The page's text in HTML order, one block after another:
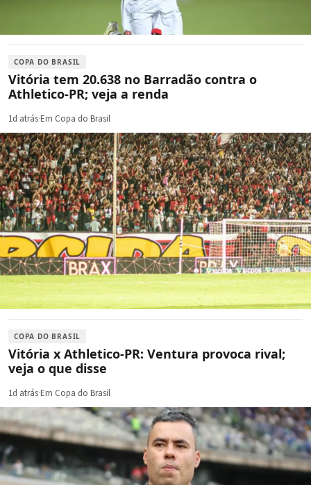
COPA DO BRASIL
Vitória tem 20.638 no Barradão contra o
Athletico-PR; veja a renda
1d atrás·Em Copa do Brasil
COPA DO BRASIL
Vitória x Athletico-PR: Ventura provoca rival;
veja o que disse
1d atrás·Em Copa do Brasil